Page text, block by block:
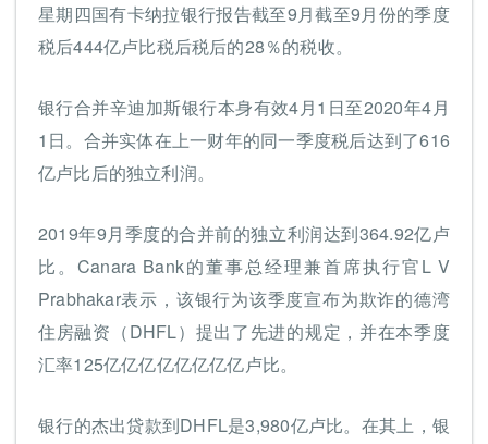
星期四国有卡纳拉银行报告截至9月截至9月份的季度
税后444亿卢比税后税后的28％的税收。
银行合并辛迪加斯银行本身有效4月1日至2020年4月
1日。合并实体在上一财年的同一季度税后达到了616
亿卢比后的独立利润。
2019年9月季度的合并前的独立利润达到364.92亿卢
比。Canara Bank的董事总经理兼首席执行官L V
Prabhakar表示，该银行为该季度宣布为欺诈的德湾
住房融资（DHFL）提出了先进的规定，并在本季度
汇率125亿亿亿亿亿亿亿亿卢比。
银行的杰出贷款到DHFL是3,980亿卢比。在其上，银